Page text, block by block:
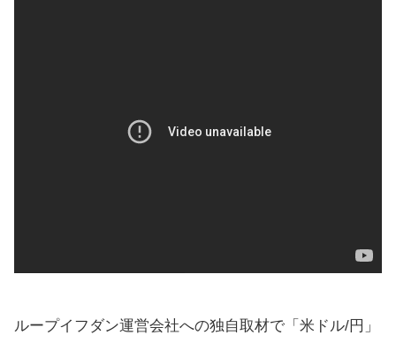
ループイフダン運営会社への独自取材で「米ドル/円」